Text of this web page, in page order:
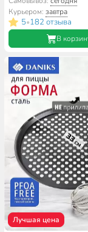
кн2832аг
Курьером:завтра
5•182 отзыва
В
Лучшая цена